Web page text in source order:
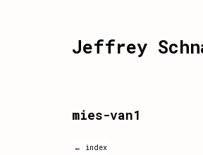
Jeffrey
mies-van1
← index